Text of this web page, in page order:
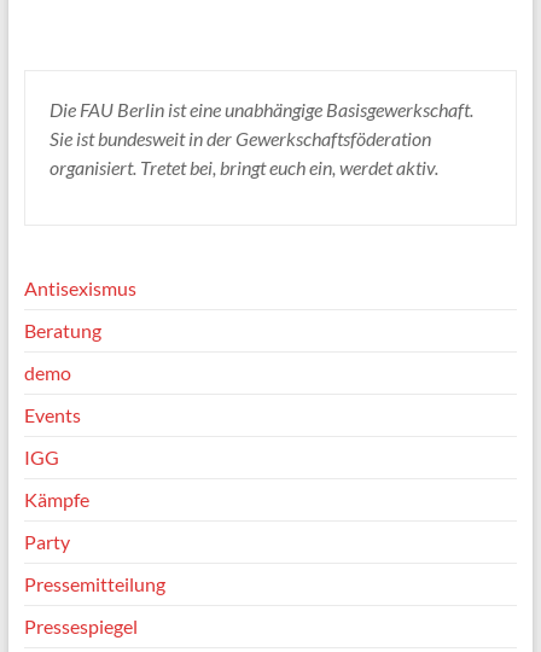
Die FAU Berlin ist eine unabhängige Basisgewerkschaft.
Sie ist bundesweit in der Gewerkschaftsföderation
organisiert. Tretet bei, bringt euch ein, werdet aktiv.
Antisexismus
Beratung
demo
Events
IGG
Kämpfe
Party
Pressemitteilung
Pressespiegel